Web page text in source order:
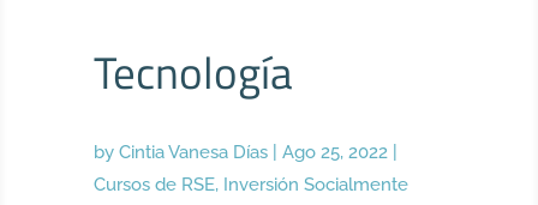
Tecnología
byCintia Vanesa Días |Ago 25, 2022
Cursos de RSE, Inversión Socialmente